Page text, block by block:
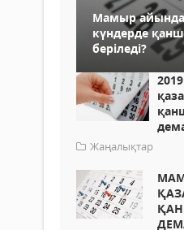
Мамыр
күндерде
беріледі?
Жаңалықтар